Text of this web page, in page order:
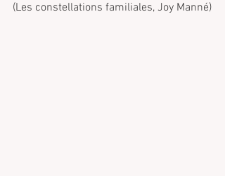
(Les constellations familiales, Joy Manné)